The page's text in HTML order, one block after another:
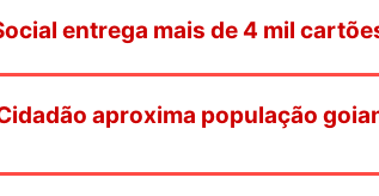
entrega mais de 4 mil
aproxima população